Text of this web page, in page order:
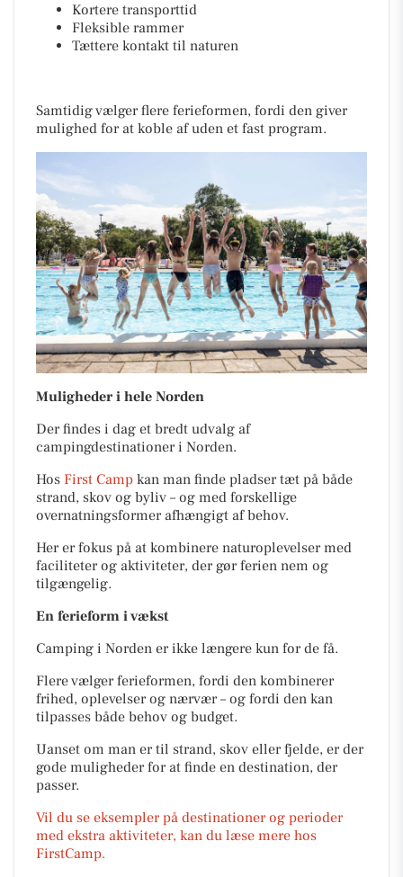
Kortere transporttid
Fleksible rammer
Tættere kontakt til naturen
Samtidig vælger flere ferieformen, fordi den giver
mulighed for at koble af uden et fast program.
Muligheder i hele Norden
Der findes i dag et bredt udvalg af
campingdestinationer i Norden.
Hos First Camp kan man finde pladser tæt på både
strand, skov og byliv – og med forskellige
overnatningsformer afhængigt af behov.
Her er fokus på at kombinere naturoplevelser med
faciliteter og aktiviteter, der gør ferien nem og
tilgængelig.
En ferieform i vækst
Camping i Norden er ikke længere kun for de få.
Flere vælger ferieformen, fordi den kombinerer
frihed, oplevelser og nærvær – og fordi den kan
tilpasses både behov og budget.
Uanset om man er til strand, skov eller fjelde, er der
gode muligheder for at finde en destination, der
passer.
Vil du se eksempler på destinationer og perioder
med ekstra aktiviteter, kan du læse mere hos
FirstCamp.